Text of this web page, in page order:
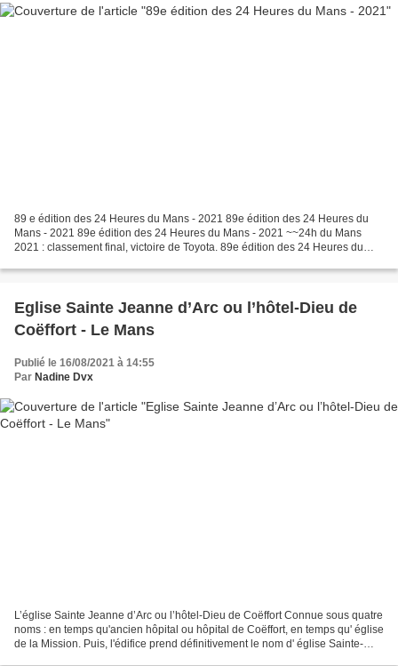
89 e édition des 24 Heures du Mans - 2021 89e édition des 24 Heures du
Mans - 2021 89e édition des 24 Heures du Mans - 2021 ~~24h du Mans
2021 : classement final, victoire de Toyota. 89e édition des 24 Heures du
Eglise Sainte Jeanne d’Arc ou l’hôtel-Dieu de
Coëffort - Le Mans
Publié le 16/08/2021 à 14:55
Par Nadine Dvx
L’église Sainte Jeanne d’Arc ou l’hôtel-Dieu de Coëffort Connue sous quatre
noms : en temps qu'ancien hôpital ou hôpital de Coëffort, en temps qu' église
de la Mission. Puis, l'édifice prend définitivement le nom d' église Sainte-